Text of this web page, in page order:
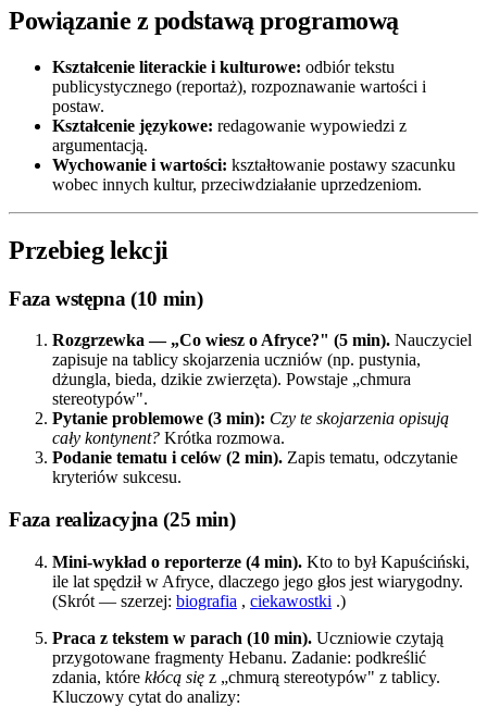
Powiązanie z podstawą programową
Kształcenie literackie i kulturowe: odbiór tekstu
publicystycznego (reportaż), rozpoznawanie wartości i
postaw.
Kształcenie językowe: redagowanie wypowiedzi z
argumentacją.
Wychowanie i wartości: kształtowanie postawy szacunku
wobec innych kultur, przeciwdziałanie uprzedzeniom.
Przebieg lekcji
Faza wstępna (10 min)
Rozgrzewka — „Co wiesz o Afryce?" (5 min). Nauczyciel
zapisuje na tablicy skojarzenia uczniów (np. pustynia,
dżungla, bieda, dzikie zwierzęta). Powstaje „chmura
stereotypów".
Pytanie problemowe (3 min): Czy te skojarzenia opisują
cały kontynent? Krótka rozmowa.
Podanie tematu i celów (2 min). Zapis tematu, odczytanie
kryteriów sukcesu.
Faza realizacyjna (25 min)
Mini-wykład o reporterze (4 min). Kto to był Kapuściński,
ile lat spędził w Afryce, dlaczego jego głos jest wiarygodny.
(Skrót — szerzej: biografia , ciekawostki .)
Praca z tekstem w parach (10 min). Uczniowie czytają
przygotowane fragmenty Hebanu. Zadanie: podkreślić
zdania, które kłócą się z „chmurą stereotypów" z tablicy.
Kluczowy cytat do analizy: